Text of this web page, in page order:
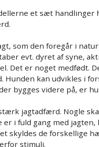
et sæt handlinger
som den foregår i
evt. dyret af syne,
Det er noget medfødt.
Hunden kan udvikles i
bygges videre på, er
jagtadfærd. Nogle
i fuld gang med
skyldes de forskellige
stimuli.